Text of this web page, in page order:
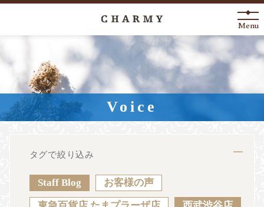
New Arrival
About
Engagement Ring
Anniversary
Menu
Voice
タグで絞り込み
Staff Blog お客様の声